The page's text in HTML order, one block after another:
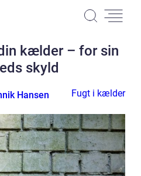
kælder – for sin
skyld
Hansen Fugt i kælder